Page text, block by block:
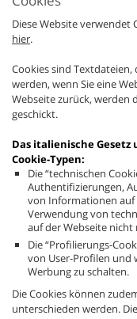
Diese Website verwendet
hier.
Cookies sind
werden, wenn Sie eine
Webseite zurück, werden
geschickt.
Das italienische
Cookie-Typen:
Die “technischen
Authentifizierungen,
von Informationen auf
Verwendung von
auf der Webseite nicht
Die “Profilierungs-
von User-Profilen und
Werbung zu schalten.
Die Cookies können
unterschieden werden.